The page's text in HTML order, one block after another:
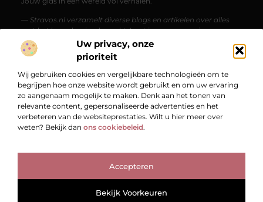
Uw privacy, onze
prioriteit
Wij gebruiken cookies en vergelijkbare technologieën om te
begrijpen hoe onze website wordt gebruikt en om uw ervaring
zo aangenaam mogelijk te maken. Denk aan het tonen van
relevante content, gepersonaliseerde advertenties en het
verbeteren van de websiteprestaties. Wilt u hier meer over
weten? Bekijk dan ons cookiebeleid.
Accepteren
Bekijk Voorkeuren
— Stravos.nl verzamelt diverse blogs en artikelen over alles
wat het leven boeiend maakt. Laat je meenemen in een
stroom van kennis, inspiratie en verrassende perspectieven.
Bericht categorie
Onze informatie
www.stravos.nl.All Right Reserved.